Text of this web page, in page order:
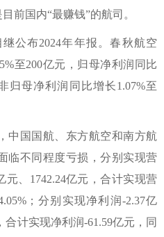
前国内“最赚钱”的航司。
布2024年年报。春秋航空
至200亿元，归母净利润同比
归母净利润同比增长1.07%至
国国航、东方航空和南方航
临不同程度亏损，分别实现营
元、1742.24亿元，合计实现营
；分别实现净利润-2.37亿
合计实现净利润-61.59亿元，同